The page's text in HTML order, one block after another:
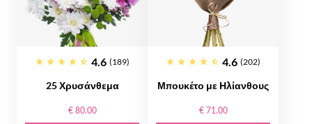
4.6 (189)
25 Χρυσάνθεμα
€ 80.00
4.6 (202)
Μπουκέτο με Ηλίανθους
€ 71.00